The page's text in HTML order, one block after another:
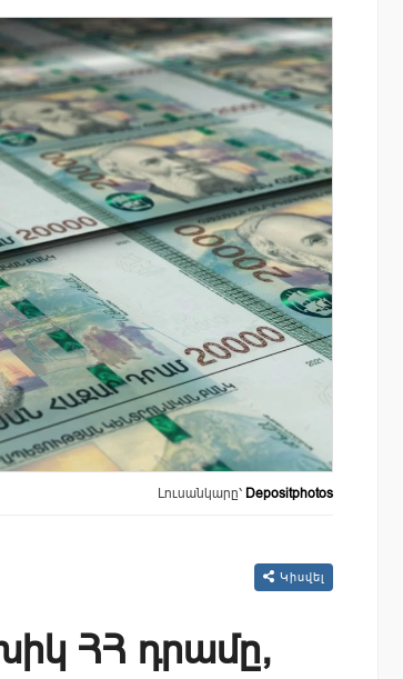
Լուսանկարը՝ Depositphotos
Կիսվել
ՀՀ դրամը,
«Շտապ հաստատեք քարտի տվյալները»․
IDBank-ը զգուշացնում է հյուրանոցների
ամրագրման հետ կապված
զեղծարարությունների մասին